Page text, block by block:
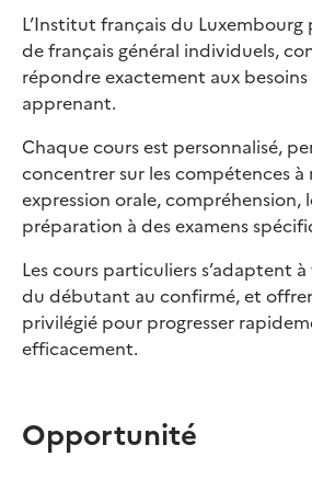
L’Institut français du Luxembourg
de français général individuels,
répondre exactement aux
apprenant.
Chaque cours est personnalisé,
concentrer sur les compétences à
expression orale, compréhension,
préparation à des examens
Les cours particuliers s’adaptent
du débutant au confirmé, et
privilégié pour progresser
efficacement.
Opportunité